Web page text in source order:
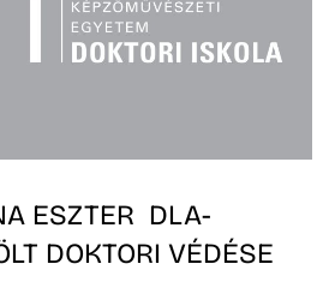
ESZTER DLA-
DOKTORI VÉDÉSE